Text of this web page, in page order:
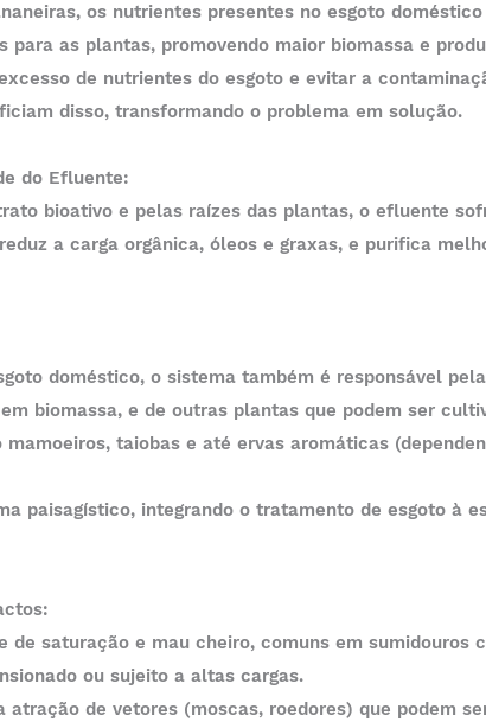
as plantas, promovendo maior biomassa e
disso, transformando o problema em solução.
do Efluente:
a carga orgânica, óleos e graxas, e purifica
biomassa, e de outras plantas que podem ser
taiobas e até ervas aromáticas
ou sujeito a altas cargas.